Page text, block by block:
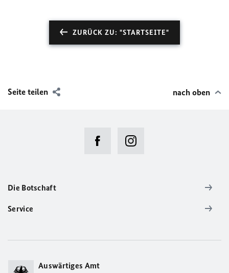
ZURÜCK ZU: "STARTSEITE"
Seite teilen nach oben
Die Botschaft
Service
Auswärtiges Amt